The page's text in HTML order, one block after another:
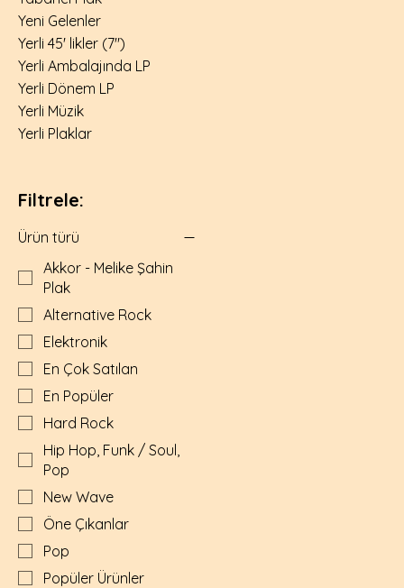
Yeni Gelenler
Yerli 45' likler (7")
Yerli Ambalajında LP
Yerli Dönem LP
Yerli Müzik
Yerli Plaklar
Filtrele:
Ürün türü
Akkor - Melike Şahin
Plak
Alternative Rock
Elektronik
En Çok Satılan
En Popüler
Hard Rock
Hip Hop, Funk / Soul,
Pop
New Wave
Öne Çıkanlar
Pop
Popüler Ürünler